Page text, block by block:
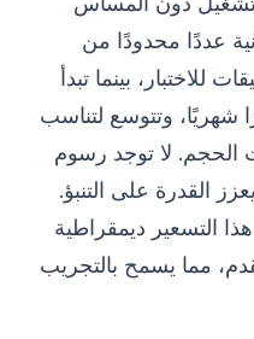
عددًا محدودًا من
للاختبار، بينما تبدأ
من 49 دولارًا شهريًا، وتتوسع لتناسب
لا توجد رسوم
القدرة على التنبؤ.
التسعير ديمقراطية
مما يسمح بالتجريب